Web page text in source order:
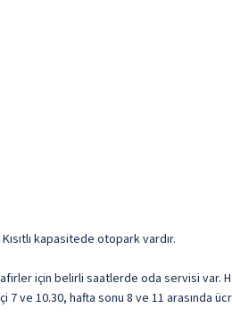
kapasitede otopark vardır.
için belirli saatlerde oda servisi var.
ve 10.30, hafta sonu 8 ve 11 arasında